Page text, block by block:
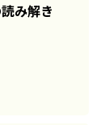
み解き